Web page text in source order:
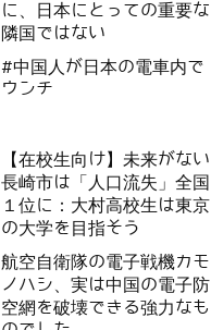
に、日本にとっての重要な
隣国ではない
#中国人が日本の電車内で
ウンチ
【在校生向け】未来がない
長崎市は「人口流失」全国
１位に：大村高校生は東京
の大学を目指そう
航空自衛隊の電子戦機カモ
ノハシ、実は中国の電子防
空網を破壊できる強力なも